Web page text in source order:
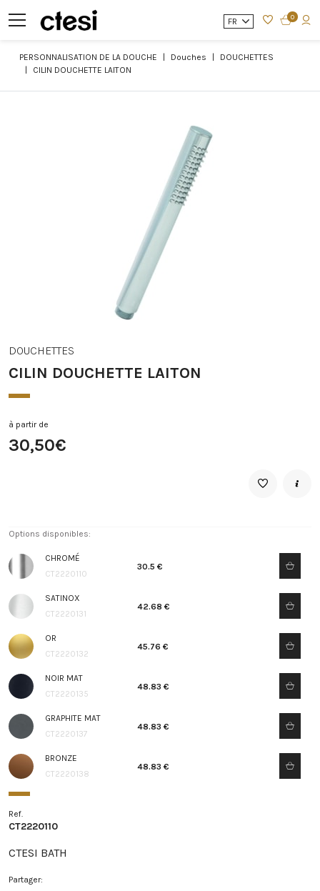
FR 0
PERSONNALISATION DE LA DOUCHE Douches
DOUCHETTES
CILIN DOUCHETTE LAITON
DOUCHETTES
CILIN DOUCHETTE LAITON
à partir de
30,50€
Options disponibles:
CHROMÉ
CT2220110
30.5 €
SATINOX
CT2220131
42.68 €
OR
CT2220132
45.76 €
NOIR MAT
CT2220135
48.83 €
GRAPHITE MAT
CT2220137
48.83 €
BRONZE
CT2220138
48.83 €
Ref.
CT2220110
CTESI BATH
Partager: